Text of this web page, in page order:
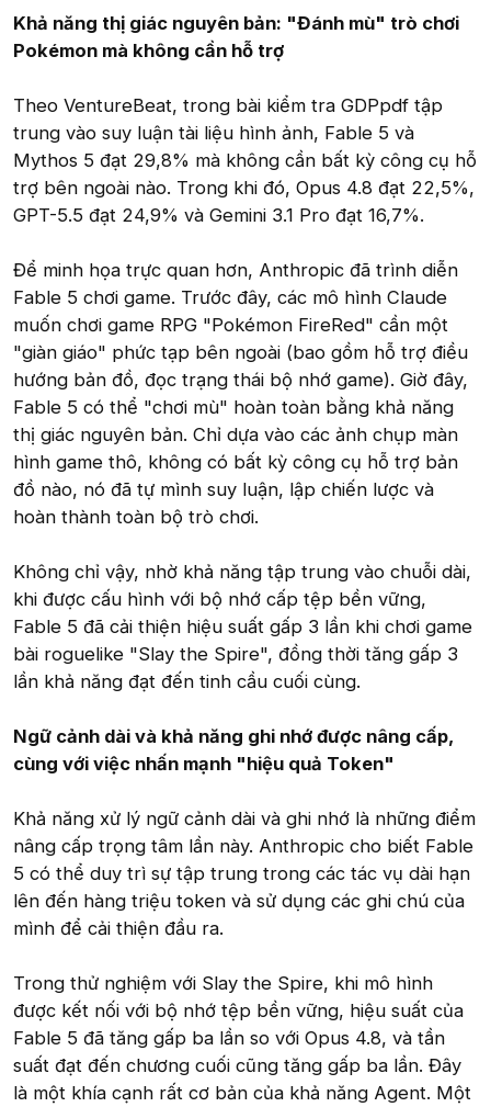
Khả năng thị giác nguyên bản: "Đánh mù" trò chơi
Pokémon mà không cần hỗ trợ
Theo VentureBeat, trong bài kiểm tra GDPpdf tập
trung vào suy luận tài liệu hình ảnh, Fable 5 và
Mythos 5 đạt 29,8% mà không cần bất kỳ công cụ hỗ
trợ bên ngoài nào. Trong khi đó, Opus 4.8 đạt 22,5%,
GPT-5.5 đạt 24,9% và Gemini 3.1 Pro đạt 16,7%.
Để minh họa trực quan hơn, Anthropic đã trình diễn
Fable 5 chơi game. Trước đây, các mô hình Claude
muốn chơi game RPG "Pokémon FireRed" cần một
"giàn giáo" phức tạp bên ngoài (bao gồm hỗ trợ điều
hướng bản đồ, đọc trạng thái bộ nhớ game). Giờ đây,
Fable 5 có thể "chơi mù" hoàn toàn bằng khả năng
thị giác nguyên bản. Chỉ dựa vào các ảnh chụp màn
hình game thô, không có bất kỳ công cụ hỗ trợ bản
đồ nào, nó đã tự mình suy luận, lập chiến lược và
hoàn thành toàn bộ trò chơi.
Không chỉ vậy, nhờ khả năng tập trung vào chuỗi dài,
khi được cấu hình với bộ nhớ cấp tệp bền vững,
Fable 5 đã cải thiện hiệu suất gấp 3 lần khi chơi game
bài roguelike "Slay the Spire", đồng thời tăng gấp 3
lần khả năng đạt đến tinh cầu cuối cùng.
Ngữ cảnh dài và khả năng ghi nhớ được nâng cấp,
cùng với việc nhấn mạnh "hiệu quả Token"
Khả năng xử lý ngữ cảnh dài và ghi nhớ là những điểm
nâng cấp trọng tâm lần này. Anthropic cho biết Fable
5 có thể duy trì sự tập trung trong các tác vụ dài hạn
lên đến hàng triệu token và sử dụng các ghi chú của
mình để cải thiện đầu ra.
Trong thử nghiệm với Slay the Spire, khi mô hình
được kết nối với bộ nhớ tệp bền vững, hiệu suất của
Fable 5 đã tăng gấp ba lần so với Opus 4.8, và tần
suất đạt đến chương cuối cũng tăng gấp ba lần. Đây
là một khía cạnh rất cơ bản của khả năng Agent. Một